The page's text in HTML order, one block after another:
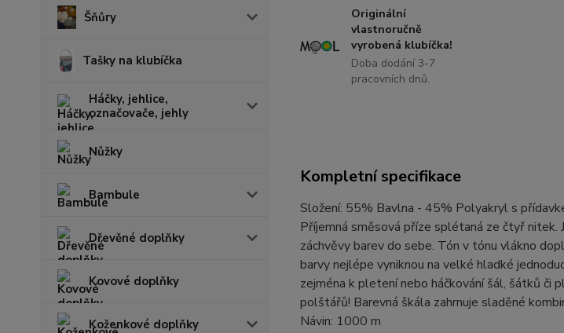
Šňůry
Tašky na klubíčka
Háčky, jehlice,
označovače, jehly
Nůžky
Bambule
Dřevěné doplňky
Kovové doplňky
Koženkové doplňky
Originální
vlastnoručně
vyrobená klubíčka!
Doba dodání 3-7
pracovních dnů.
Kompletní specifikace
Složení: 55% Bavlna - 45% Polyakryl s
Příjemná směsová příze splétaná ze čtyř nitek.
záchvěvy barev do sebe. Tón v tónu vlákno
barvy nejlépe vyniknou na velké hladké
zejména k pletení nebo háčkování šál, šátků či
polštářů! Barevná škála zahrnuje sladěné
Návin: 1000 m